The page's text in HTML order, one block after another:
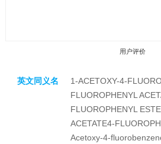
用户评价
收藏产品
英文同义名
1-ACETOXY-4-
FLUOROPHENYL
FLUOROPHENYL
ACETATE4-
Acetoxy-4-